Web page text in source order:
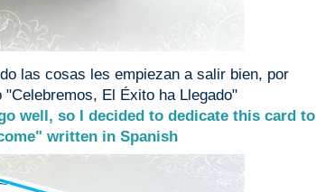
las cosas les empiezan a salir bien, por
El Éxito ha Llegado"
well, so I decided to dedicate this card to
written in Spanish